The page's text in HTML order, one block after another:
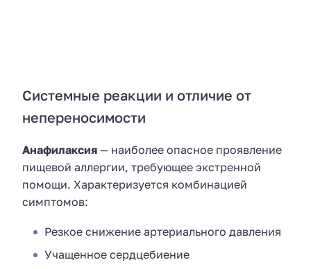
Системные реакции и отличие от
непереносимости
Анафилаксия — наиболее опасное проявление
пищевой аллергии, требующее экстренной
помощи. Характеризуется комбинацией
симптомов:
Резкое снижение артериального давления
Учащенное сердцебиение